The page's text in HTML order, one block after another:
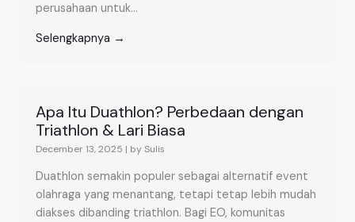
perusahaan untuk...
Selengkapnya →
Apa Itu Duathlon? Perbedaan dengan
Triathlon & Lari Biasa
December 13, 2025 | by Sulis
Duathlon semakin populer sebagai alternatif event
olahraga yang menantang, tetapi tetap lebih mudah
diakses dibanding triathlon. Bagi EO, komunitas